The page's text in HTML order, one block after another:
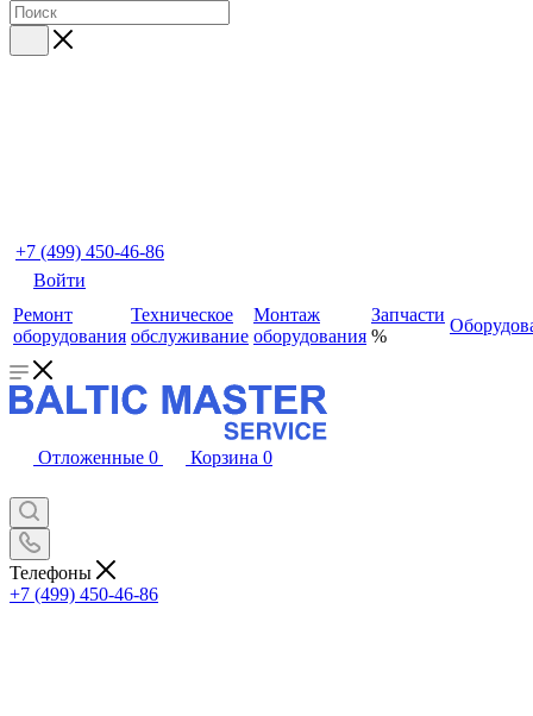
+7 (499) 450-46-86
Войти
Ремонт
оборудования
Техническое
обслуживание
Монтаж
оборудования
Запчасти
%
Отложенные 0 Корзина 0
Телефоны
+7 (499) 450-46-86